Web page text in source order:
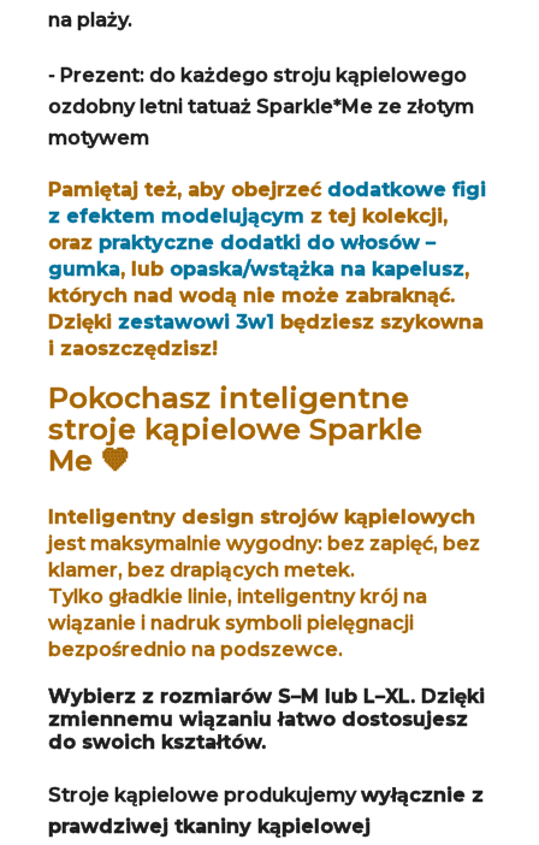
na plaży.
- Prezent: do każdego stroju kąpielowego
ozdobny letni tatuaż Sparkle*Me ze złotym
motywem
Pamiętaj też, aby obejrzeć dodatkowe figi
z efektem modelującym z tej kolekcji,
oraz praktyczne dodatki do włosów –
gumka, lub opaska/wstążka na kapelusz,
których nad wodą nie może zabraknąć.
Dzięki zestawowi 3w1 będziesz szykowna
i zaoszczędzisz!
Pokochasz inteligentne
stroje kąpielowe Sparkle
Me 💛
Inteligentny design strojów kąpielowych
jest maksymalnie wygodny: bez zapięć, bez
klamer, bez drapiących metek.
Tylko gładkie linie, inteligentny krój na
wiązanie i nadruk symboli pielęgnacji
bezpośrednio na podszewce.
Wybierz z rozmiarów S–M lub L–XL. Dzięki
zmiennemu wiązaniu łatwo dostosujesz
do swoich kształtów.
Stroje kąpielowe produkujemywyłącznie z
prawdziwej tkaniny kąpielowej